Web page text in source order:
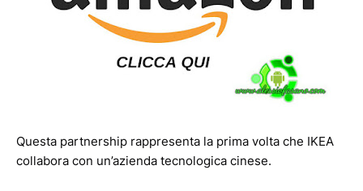
Questa partnership rappresenta la prima volta che IKEA
collabora con un’azienda tecnologica cinese.